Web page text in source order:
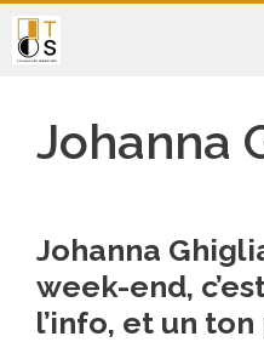
Aller
au
Johanna
Johanna
week-end,
l’info, et un